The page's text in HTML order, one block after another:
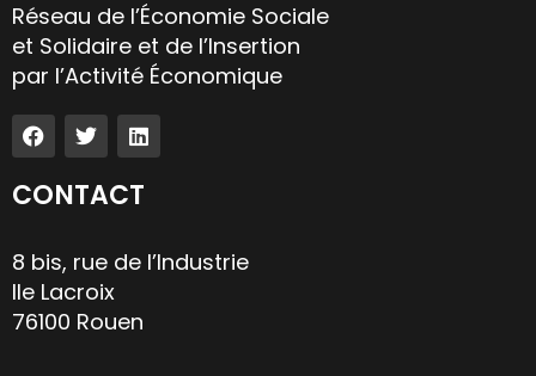
Réseau de l’Économie Sociale
et Solidaire et de l’Insertion
par l’Activité Économique
CONTACT
8 bis, rue de l’Industrie
Ile Lacroix
76100 Rouen